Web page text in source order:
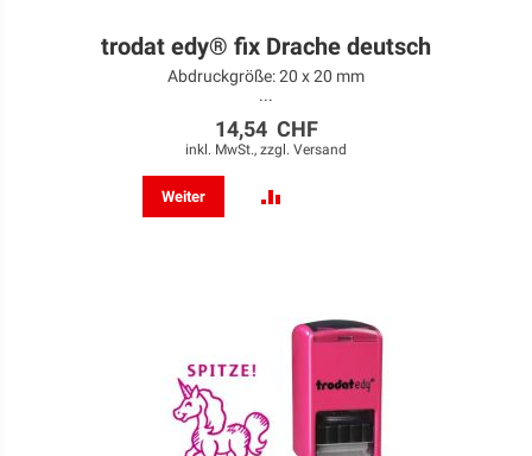
trodat edy® fix Drache deutsch
Abdruckgröße: 20 x 20 mm
...
14,54 CHF
inkl. MwSt., zzgl. Versand
Weiter